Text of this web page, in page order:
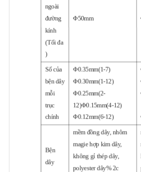
ngoài
đường
kính
(Tối đa
)
Φ50mm
Số của
bện dây
mỗi
trục
chính
Φ0.35mm(1-7)
Φ0.30mm(1-12)
Φ0.25mm(2-
12)Φ0.15mm(4-12)
Φ0.12mm(6-12)
Bện
dây
mềm đồng dây, nhôm
magie hợp kim dây,
không gỉ thép dây,
polyester dây% 2c